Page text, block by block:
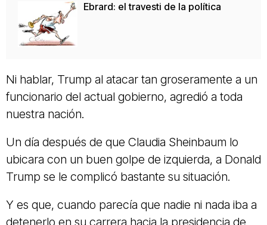
Ebrard: el travesti de la política
Ni hablar, Trump al atacar tan groseramente a un
funcionario del actual gobierno, agredió a toda
nuestra nación.
Un día después de que Claudia Sheinbaum lo
ubicara con un buen golpe de izquierda, a Donald
Trump se le complicó bastante su situación.
Y es que, cuando parecía que nadie ni nada iba a
detenerlo en su carrera hacia la presidencia de